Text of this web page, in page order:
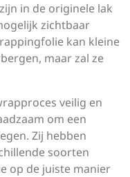
in de originele lak
zichtbaar
kan kleine
maar zal ze
veilig en
om een
Zij hebben
soorten
op de juiste manier